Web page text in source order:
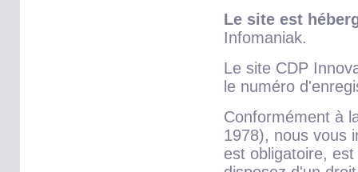
Le site est
Infomaniak.
Le site CDP
le numéro
Conformément à
1978), nous vous
est obligatoire,